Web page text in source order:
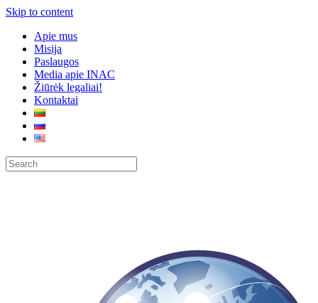
Skip to content
Apie mus
Misija
Paslaugos
Media apie INAC
Žiūrėk legaliai!
Kontaktai